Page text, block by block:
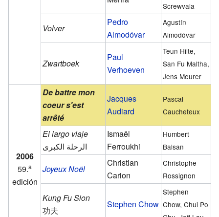
Screwvala
Volver
Pedro
Almodóvar
Agustín
Almodóvar
Zwartboek
Paul
Verhoeven
Teun Hilte,
San Fu Maltha,
Jens Meurer
2006
59.a
edición
De battre mon
coeur s'est
arrêté
Jacques
Audiard
Pascal
Caucheteux
El largo viaje
الرحلة الكبرى
Ismaël
Ferroukhi
Humbert
Balsan
Joyeux Noël
Christian
Carion
Christophe
Rossignon
Kung Fu Sion
功夫
Stephen Chow
Stephen
Chow, Chui Po